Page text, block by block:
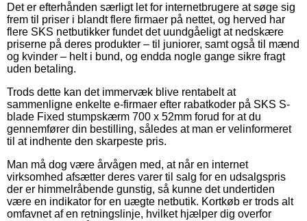
Det er efterhånden særligt let for internetbrugere at søge sig
frem til priser i blandt flere firmaer på nettet, og herved har
flere SKS netbutikker fundet det uundgåeligt at nedskære
priserne på deres produkter – til juniorer, samt også til mænd
og kvinder – helt i bund, og endda nogle gange sikre fragt
uden betaling.
Trods dette kan det immervæk blive rentabelt at
sammenligne enkelte e-firmaer efter rabatkoder på SKS S-
blade Fixed stumpskærm 700 x 52mm forud for at du
gennemfører din bestilling, således at man er velinformeret
til at indhente den skarpeste pris.
Man må dog være årvågen med, at når en internet
virksomhed afsætter deres varer til salg for en udsalgspris
der er himmelråbende gunstig, så kunne det undertiden
være en indikator for en uægte netbutik. Kortkøb er trods alt
omfavnet af en retningslinje, hvilket hjælper dig overfor